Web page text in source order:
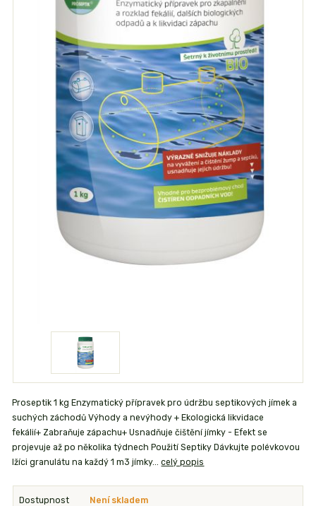
Proseptik 1 kg Enzymatický přípravek pro údržbu septikových jímek a
suchých záchodů Výhody a nevýhody + Ekologická likvidace
fekálií+ Zabraňuje zápachu+ Usnadňuje čištění jímky - Efekt se
projevuje až po několika týdnech Použití Septiky Dávkujte polévkovou
lžíci granulátu na každý 1 m3 jímky...celý popis
Dostupnost Není skladem